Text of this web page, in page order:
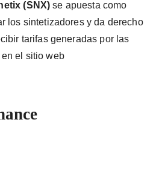
(SNX) se apuesta como
los sintetizadores y da derecho
tarifas generadas por las
el sitio web